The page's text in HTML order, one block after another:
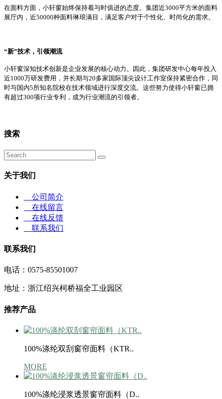
在面料方面，小轩窗始终保持着与时俱进的态度。 集团近3000平方米的面料
展厅内，近50000种面料琳琅满目，满足客户对于个性化、时尚化的需求。
“新”技术 ， 引领潮流
小轩窗深知技术创新是企业发展的核心动力。因此， 集团研发中心每年投入
近1000万研发费用，并长期与20多家国际顶尖设计工作室保持紧密合作，同
时与国内5所知名院校在技术领域进行深度交流。这些努力使得小轩窗已拥
有超过300项行业专利，成为行业潮流的引领者。
搜索
关于我们
公司简介
在线留言
在线反馈
联系我们
联系我们
电话：0575-85501007
地址：浙江绍兴柯桥福全工业园区
推荐产品
100%涤纶双刮窗帘面料（KTR..
MORE
100%涤纶浸浆透景窗帘面料（D..